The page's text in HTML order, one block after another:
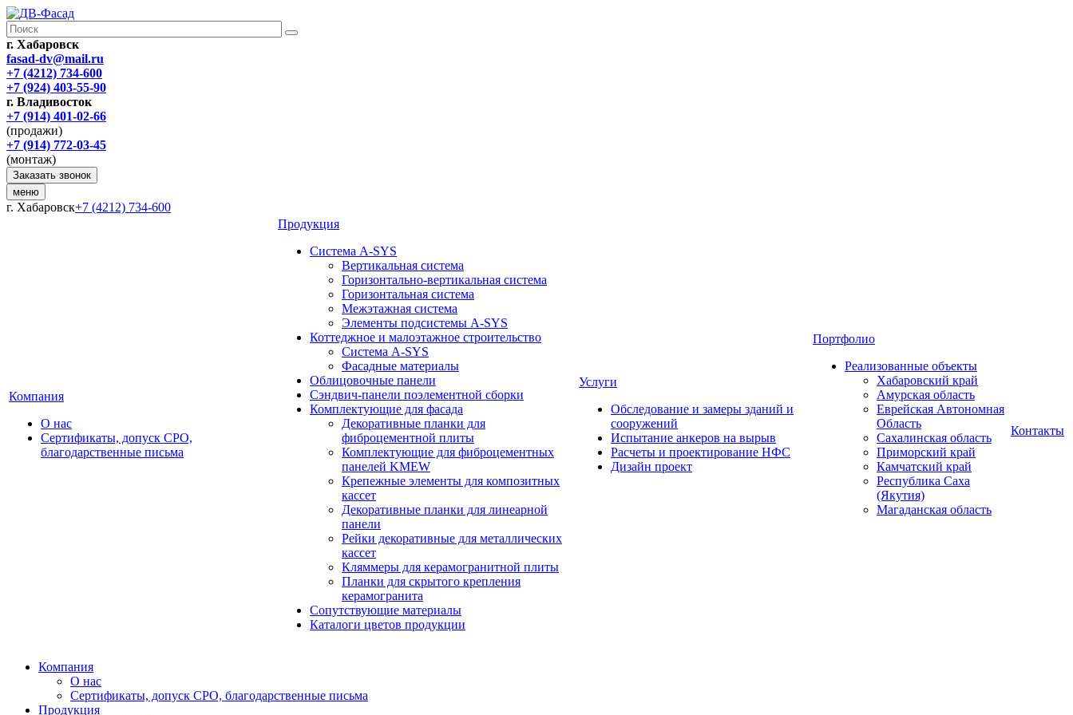
г. Хабаровск
fasad-dv@mail.ru
+7 (4212) 734-600
+7 (924) 403-55-90
г. Владивосток
+7 (914) 401-02-66
(продажи)
+7 (914) 772-03-45
(монтаж)
Заказать звонок
меню
г. Хабаровск+7 (4212) 734-600
Компания
О нас
Сертификаты, допуск СРО,
благодарственные письма
Продукция
Система A-SYS
Вертикальная система
Горизонтально-вертикальная система
Горизонтальная система
Межэтажная система
Элементы подсистемы A-SYS
Коттеджное и малоэтажное строительство
Система A-SYS
Фасадные материалы
Облицовочные панели
Сэндвич-панели поэлементной сборки
Комплектующие для фасада
Декоративные планки для
фиброцементной плиты
Комплектующие для фиброцементных
панелей KMEW
Крепежные элементы для композитных
кассет
Декоративные планки для линеарной
панели
Рейки декоративные для металлических
кассет
Кляммеры для керамогранитной плиты
Планки для скрытого крепления
керамогранита
Сопутствующие материалы
Каталоги цветов продукции
Услуги
Обследование и замеры зданий и
сооружений
Испытание анкеров на вырыв
Расчеты и проектирование НФС
Дизайн проект
Портфолио
Реализованные объекты
Хабаровский край
Амурская область
Еврейская Автономная
Область
Сахалинская область
Приморский край
Камчатский край
Республика Саха
(Якутия)
Магаданская область
Контакты
Компания
О нас
Сертификаты, допуск СРО, благодарственные письма
Продукция